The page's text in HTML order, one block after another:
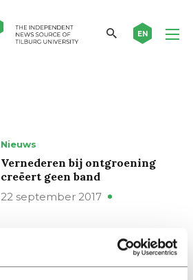
EN
Nieuws
Vernederen bij ontgroening
creëert geen band
22 september 2017
Gewelddadige beproeving
hoort bij ontgroening